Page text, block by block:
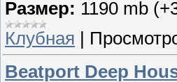
Размер: 1190 mb
Клубная
Beatport Deep